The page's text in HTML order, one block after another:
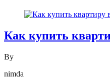
Как купить
By
nimda